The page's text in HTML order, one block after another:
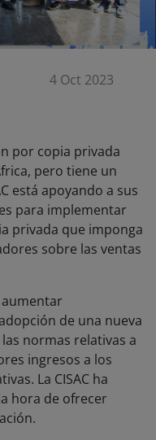
4 Oct 2023
por copia privada
pero tiene un
está apoyando a sus
para implementar
privada que imponga
sobre las ventas
de una nueva
normas relativas a
ingresos a los
La CISAC ha
hora de ofrecer